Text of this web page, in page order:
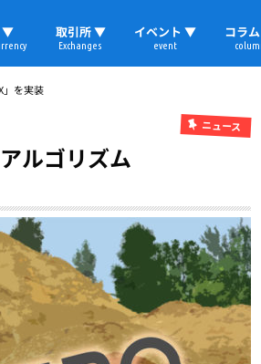
▼ 取引所 ▼
Exchanges
イベント ▼
event
コラ
」を実装
ニュース
ルゴリズム